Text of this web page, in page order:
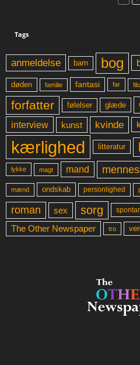
Tags
anmeldelse barn bog
døden familie fantasi far
forfatter
følelser glæde
interview kunst kvinde
kærlighed litteratur
lykke magt mand
mænd ondskab personlighed
roman sex sorg
The Other Newspaper tro